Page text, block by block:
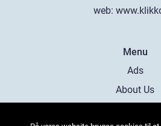
web:
Menu
Ads
About Us